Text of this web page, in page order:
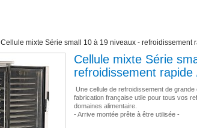
Cellule mixte Série small 10 à 19 niveaux - refroidissement
Cellule mixte Série
refroidissement
Une cellule de refroidissement de
fabrication française utile pour tous vos
domaines alimentaire.
- Arrive montée prête à être utilisée -